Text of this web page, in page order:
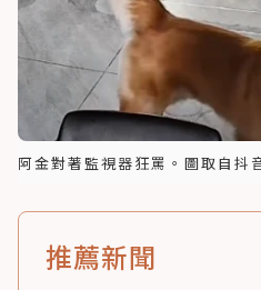
阿金對著監視器狂罵。圖取自抖
推薦新聞